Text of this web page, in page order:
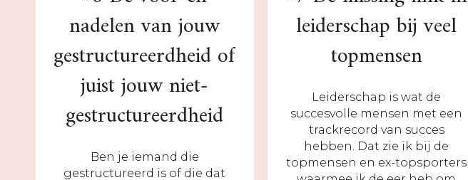
nadelen van jouw
gestructureerdheid of
juist jouw niet-
gestructureerdheid
Ben je iemand die
gestructureerd is of die dat
leiderschap bij veel
topmensen
Leiderschap is wat de
succesvolle mensen met een
trackrecord van succes
hebben. Dat zie ik bij de
topmensen en ex-topsporters